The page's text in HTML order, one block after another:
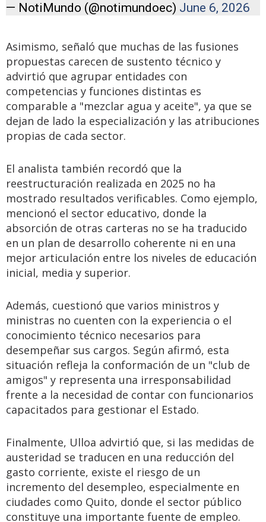
— NotiMundo (@notimundoec) June 6, 2026
Asimismo, señaló que muchas de las fusiones
propuestas carecen de sustento técnico y
advirtió que agrupar entidades con
competencias y funciones distintas es
comparable a "mezclar agua y aceite", ya que se
dejan de lado la especialización y las atribuciones
propias de cada sector.
El analista también recordó que la
reestructuración realizada en 2025 no ha
mostrado resultados verificables. Como ejemplo,
mencionó el sector educativo, donde la
absorción de otras carteras no se ha traducido
en un plan de desarrollo coherente ni en una
mejor articulación entre los niveles de educación
inicial, media y superior.
Además, cuestionó que varios ministros y
ministras no cuenten con la experiencia o el
conocimiento técnico necesarios para
desempeñar sus cargos. Según afirmó, esta
situación refleja la conformación de un "club de
amigos" y representa una irresponsabilidad
frente a la necesidad de contar con funcionarios
capacitados para gestionar el Estado.
Finalmente, Ulloa advirtió que, si las medidas de
austeridad se traducen en una reducción del
gasto corriente, existe el riesgo de un
incremento del desempleo, especialmente en
ciudades como Quito, donde el sector público
constituye una importante fuente de empleo.